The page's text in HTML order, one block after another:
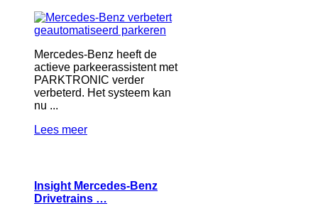
Mercedes-Benz heeft de
actieve parkeerassistent met
PARKTRONIC verder
verbeterd. Het systeem kan
nu ...
Lees meer
Insight Mercedes-Benz
Drivetrains …